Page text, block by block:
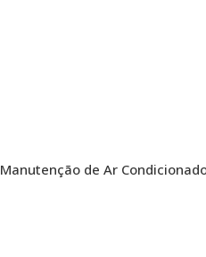
Manutenção de Ar